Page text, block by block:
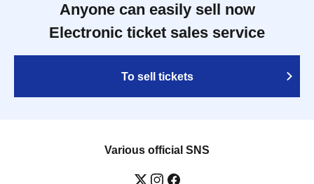
Anyone can easily sell now
Electronic ticket sales service
To sell tickets
Various official SNS